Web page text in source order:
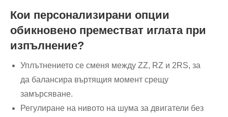
Кои персонализирани опции
обикновено преместват иглата при
изпълнение?
Уплътнението се сменя между ZZ, RZ и 2RS, за
да балансира въртящия момент срещу
замърсяване.
Регулиране на нивото на шума за двигатели без